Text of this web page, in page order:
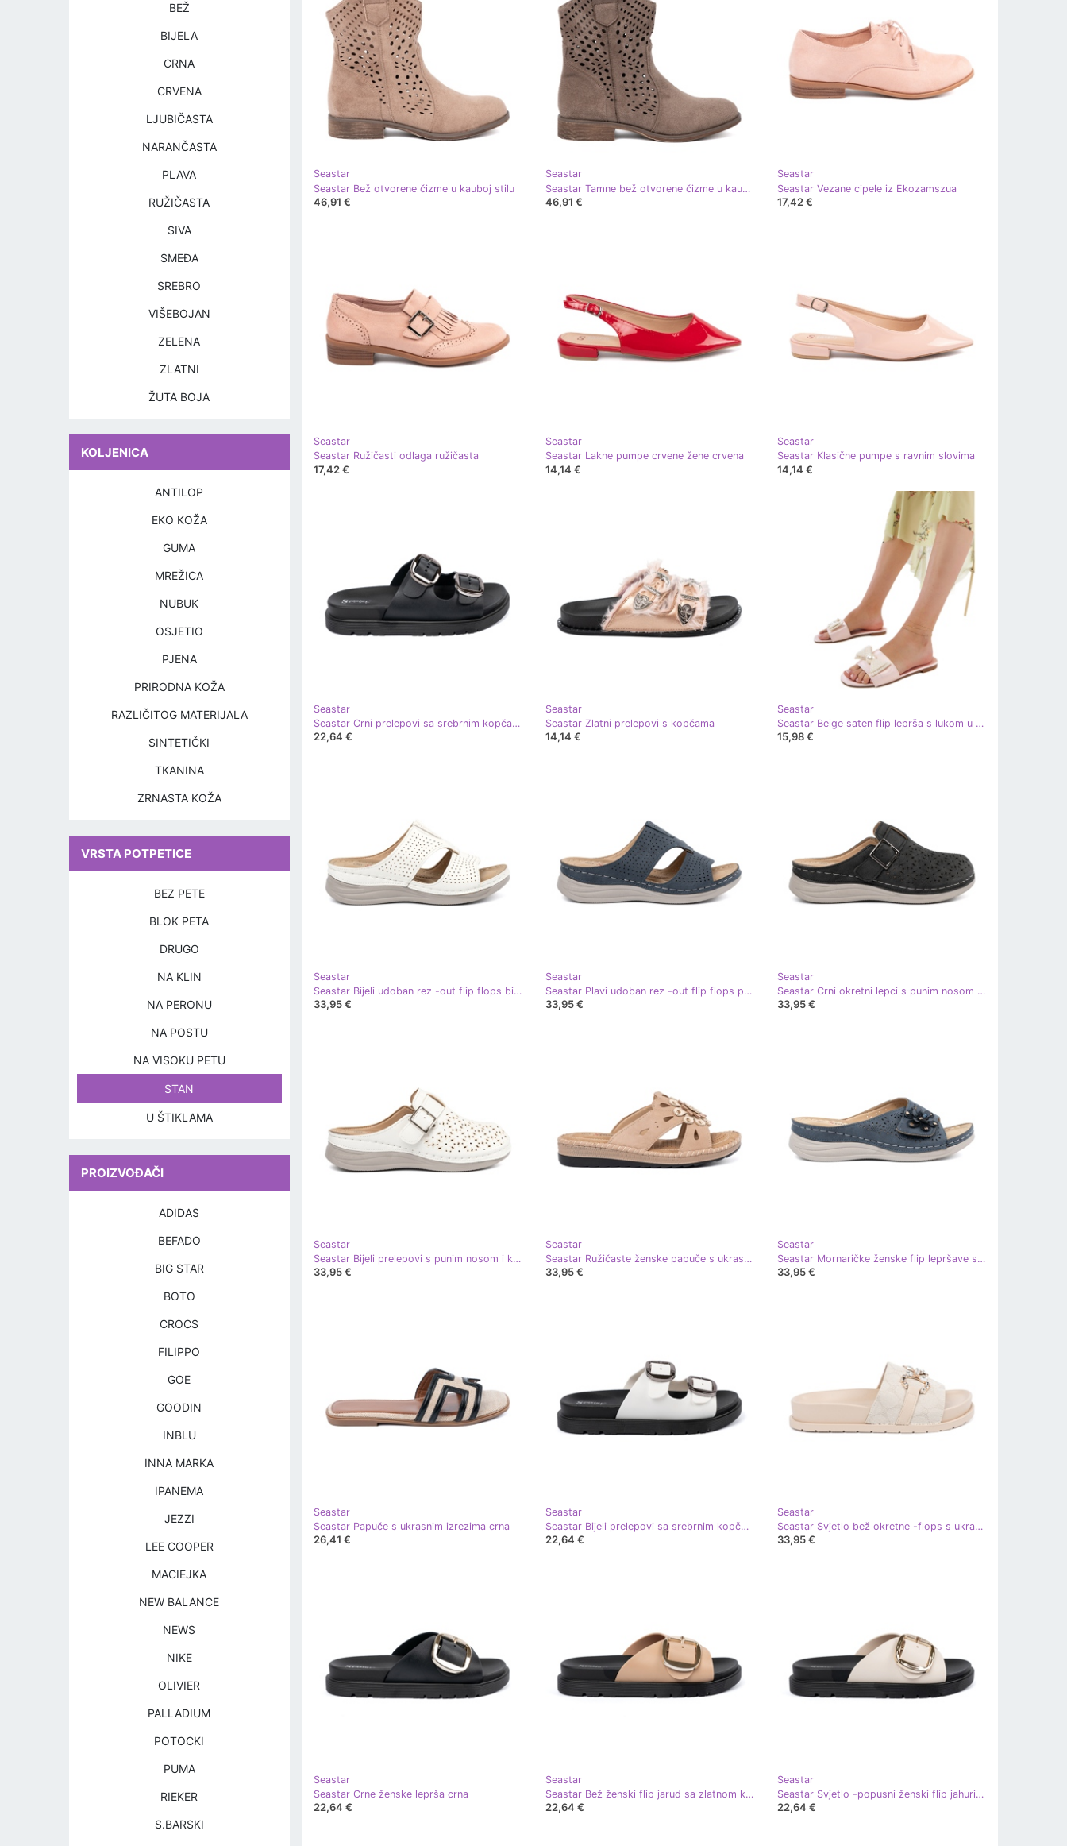
Seastar
Seastar Bež otvorene čizme u kauboj stilu
46,91 €
Seastar
Seastar Tamne bež otvorene čizme u kauboj stilu
46,91 €
Seastar
Seastar Vezane cipele iz Ekozamszua
17,42 €
Seastar
Seastar Ružičasti odlaga ružičasta
17,42 €
Seastar
Seastar Lakne pumpe crvene žene crvena
14,14 €
Seastar
Seastar Klasične pumpe s ravnim slovima
14,14 €
Seastar
Seastar Crni prelepovi sa srebrnim kopčama crna
22,64 €
Seastar
Seastar Zlatni prelepovi s kopčama
14,14 €
Seastar
Seastar Beige saten flip leprša s lukom u biserima bež
15,98 €
Seastar
Seastar Bijeli udoban rez -out flip flops bijela
33,95 €
Seastar
Seastar Plavi udoban rez -out flip flops plava
33,95 €
Seastar
Seastar Crni okretni lepci s punim nosom i kopčom crna
33,95 €
Seastar
Seastar Bijeli prelepovi s punim nosom i kopčom bijela
33,95 €
Seastar
Seastar Ružičaste ženske papuče s ukrasnim cvijetom ružičasta
33,95 €
Seastar
Seastar Mornaričke ženske flip lepršave s ukrasnim cvijetom plava
33,95 €
Seastar
Seastar Papuče s ukrasnim izrezima crna
26,41 €
Seastar
Seastar Bijeli prelepovi sa srebrnim kopčama bijela
22,64 €
Seastar
Seastar Svjetlo bež okretne -flops s ukrasom
33,95 €
Seastar
Seastar Crne ženske leprša crna
22,64 €
Seastar
Seastar Bež ženski flip jarud sa zlatnom kopčom
22,64 €
Seastar
Seastar Svjetlo -popusni ženski flip jahuri sa zlatnom kopčom bež
22,64 €
BEŽ
BIJELA
CRNA
CRVENA
LJUBIČASTA
NARANČASTA
PLAVA
RUŽIČASTA
SIVA
SMEĐA
SREBRO
VIŠEBOJAN
ZELENA
ZLATNI
ŽUTA BOJA
KOLJENICA
ANTILOP
EKO KOŽA
GUMA
MREŽICA
NUBUK
OSJETIO
PJENA
PRIRODNA KOŽA
RAZLIČITOG MATERIJALA
SINTETIČKI
TKANINA
ZRNASTA KOŽA
VRSTA POTPETICE
BEZ PETE
BLOK PETA
DRUGO
NA KLIN
NA PERONU
NA POSTU
NA VISOKU PETU
STAN
U ŠTIKLAMA
PROIZVOĐAČI
ADIDAS
BEFADO
BIG STAR
BOTO
CROCS
FILIPPO
GOE
GOODIN
INBLU
INNA MARKA
IPANEMA
JEZZI
LEE COOPER
MACIEJKA
NEW BALANCE
NEWS
NIKE
OLIVIER
PALLADIUM
POTOCKI
PUMA
RIEKER
S.BARSKI